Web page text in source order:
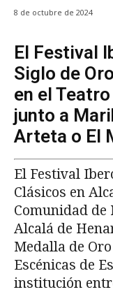
8 de octubre de 2024
El Festival
Siglo de
en el
junto a
Arteta o El
El Festival
Clásicos en
Comunidad
Alcalá de
Medalla de
Escénicas de
institución